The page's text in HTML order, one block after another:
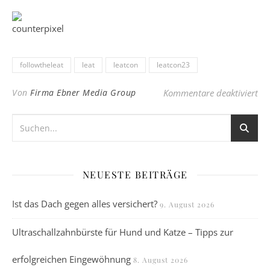
followtheleat leat leatcon leatcon23
Von Firma Ebner Media Group Kommentare deaktiviertfür
NEUESTE BEITRÄGE
Ist das Dach gegen alles versichert? 9. August 2026
Ultraschallzahnbürste für Hund und Katze – Tipps zur
erfolgreichen Eingewöhnung 8. August 2026